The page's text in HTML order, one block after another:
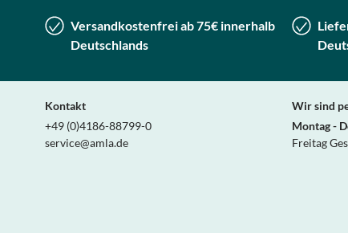
Versandkostenfrei ab 75€ innerhalb
Deutschlands
Kontakt
+49 (0)4186-88799-0
service@amla.de
Wir sind
Montag -
Freitag